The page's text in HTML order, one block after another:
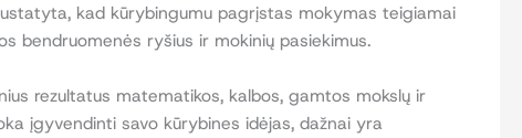
kad kūrybingumu pagrįstas mokymas teigiamai
bendruomenės ryšius ir mokinių pasiekimus.
rezultatus matematikos, kalbos, gamtos mokslų ir
įgyvendinti savo kūrybines idėjas, dažnai yra